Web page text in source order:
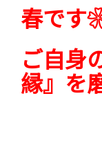
春です
ご自身
縁』を